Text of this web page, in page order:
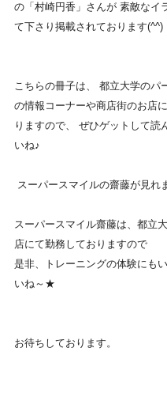
の「村崎円香」さんが 素敵なイ
て下さり掲載されております(^^)
こちらの冊子は、 都立大学のパ
の情報コーナーや商店街のお店
りますので、 ぜひゲットして読
いね♪
スーパースマイルの齋藤が見れ
スーパースマイル齋藤は、都立
店にて勤務しておりますので
是非、トレーニングの体験にも
いね～★
お待ちしております。